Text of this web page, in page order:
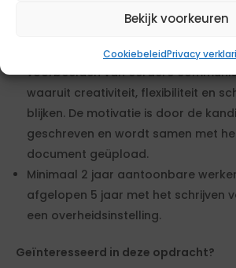
Bekijk voorkeuren
CookiebeleidPrivacy
(link, portfolio of voorbeelden in het
van maximaal 200 woorden met
voorbeelden van eerdere
waaruit creativiteit, flexibiliteit en
blijken. De motivatie is door de
geschreven en wordt samen met
document geüpload.
Minimaal 2 jaar aantoonbare
afgelopen 5 jaar met het schrijven
een overheidsinstelling.
Geïnteresseerd in deze opdracht?